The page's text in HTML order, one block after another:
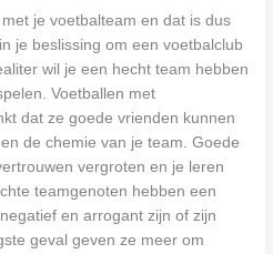
je voetbalteam en dat is dus
je beslissing om een voetbalclub
wil je een hecht team hebben
Voetballen met
dat ze goede vrienden kunnen
de chemie van je team. Goede
vergroten en je leren
teamgenoten hebben een
en arrogant zijn of zijn
geval geven ze meer om